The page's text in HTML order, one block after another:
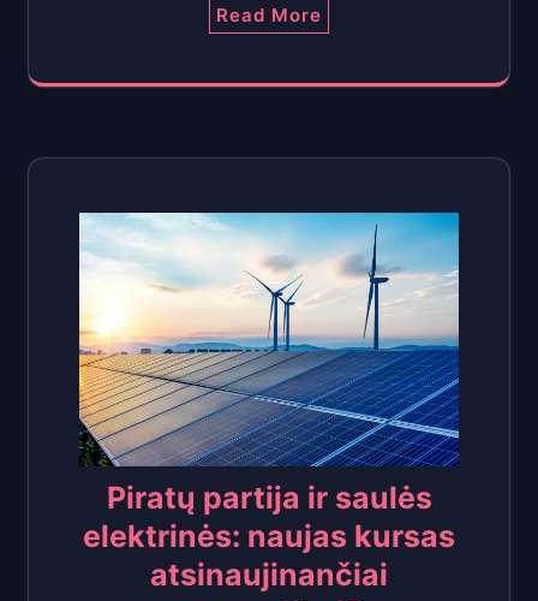
Read More
Piratų partija ir saulės
elektrinės: naujas kursas
atsinaujinančiai